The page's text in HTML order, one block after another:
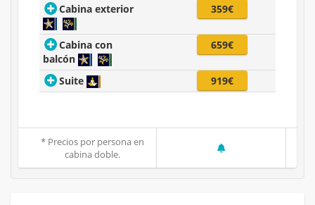
Cabina exterior 359€
Cabina con
balcón
659€
Suite 919€
* Precios por persona en
cabina doble.